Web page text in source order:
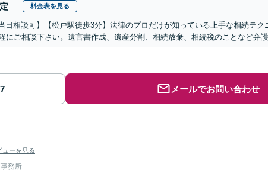
料金表を見る
日相談可】【松戸駅徒歩3分】法律のプロだけが知っている上手な相続テク
にご相談下さい。遺言書作成、遺産分割、相続放棄、相続税のことなど弁護
メールでお問い合わせ
ューを見る
務所